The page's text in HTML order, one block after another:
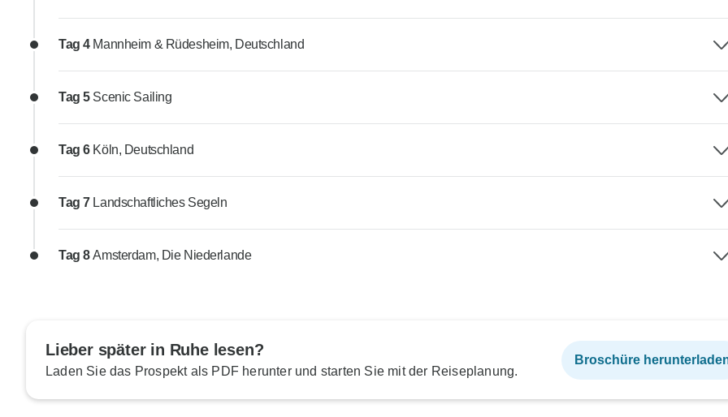
Tag 4 Mannheim & Rüdesheim, Deutschland
Tag 5 Scenic Sailing
Tag 6 Köln, Deutschland
Tag 7 Landschaftliches Segeln
Tag 8Amsterdam, Die Niederlande
Lieber später in Ruhe lesen?
Laden Sie das Prospekt als PDF herunter und starten Sie mit der Reiseplanung.
Broschüre